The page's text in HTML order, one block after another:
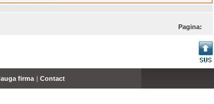
Pagina:
firma | Contact